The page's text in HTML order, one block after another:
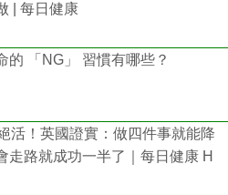
| 每日健康
的 「NG」 習慣有哪些？
活！英國證實：做四件事就能降
走路就成功一半了｜每日健康 H